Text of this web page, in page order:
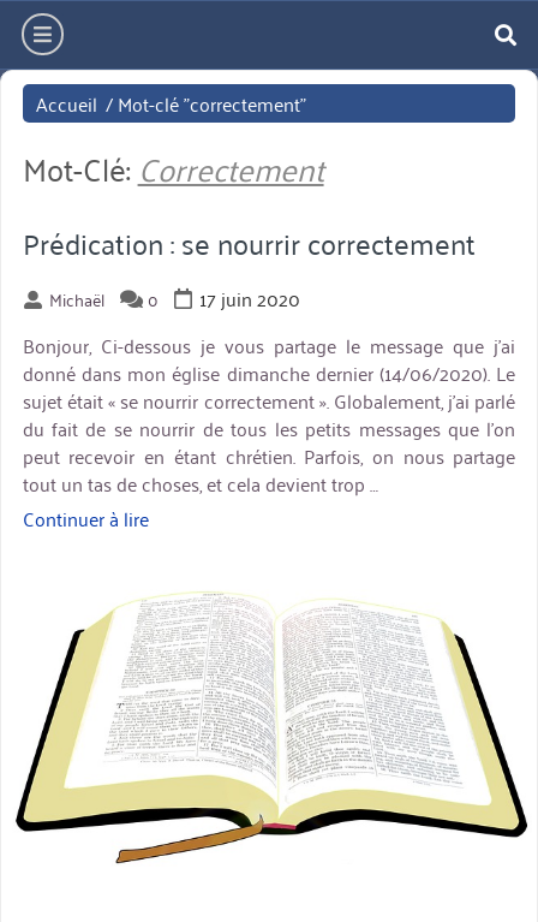
Aller
directement
au
contenu
hamburger
Accueil /Mot-clé "correctement"
Mot-Clé: Correctement
Prédication : se nourrir correctement
Michaël 0
17 juin 2020
Bonjour, Ci-dessous je vous partage le message que j’ai
donné dans mon église dimanche dernier (14/06/2020). Le
sujet était « se nourrir correctement ». Globalement, j’ai parlé
du fait de se nourrir de tous les petits messages que l’on
peut recevoir en étant chrétien. Parfois, on nous partage
tout un tas de choses, et cela devient trop …
Continuer à lire« Prédication
nourrir
correctement »